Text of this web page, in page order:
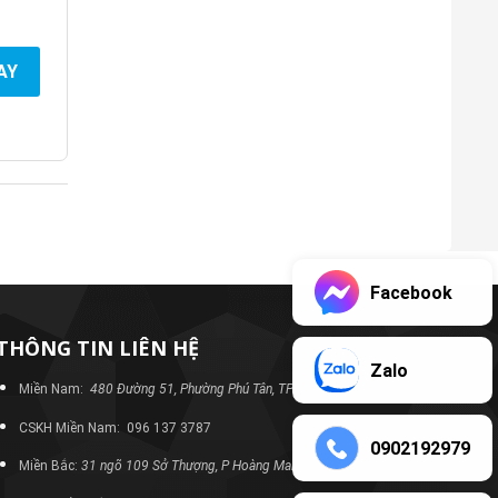
TIN LIÊN HỆ
Miền Nam: 480 Đường 51, Phường Phú Tân, TP Bình Dương
CSKH Miền Nam: 096 137 3787
Miền Bắc: 31 ngõ 109 Sở Thượng, P Hoàng Mai, TP Hà Nội
Facebook
Zalo
0902192979